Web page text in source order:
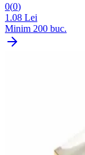
0(0)
1.08 Lei
Minim 200 buc.